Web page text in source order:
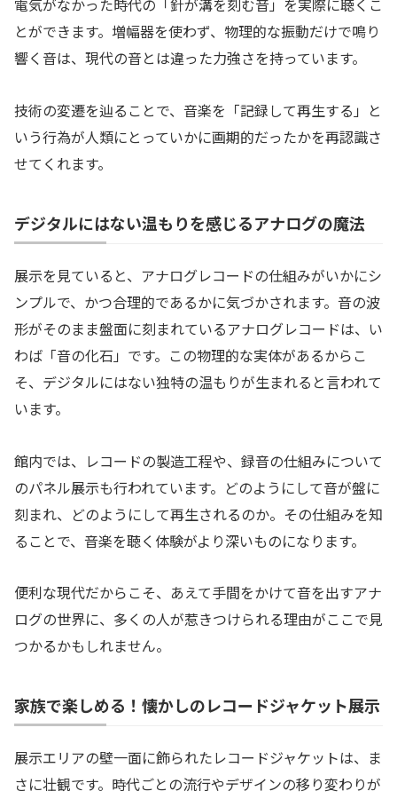
電気がなかった時代の「針が溝を刻む音」を実際に聴くこ
とができます。増幅器を使わず、物理的な振動だけで鳴り
響く音は、現代の音とは違った力強さを持っています。
技術の変遷を辿ることで、音楽を「記録して再生する」と
いう行為が人類にとっていかに画期的だったかを再認識さ
せてくれます。
デジタルにはない温もりを感じるアナログの魔法
展示を見ていると、アナログレコードの仕組みがいかにシ
ンプルで、かつ合理的であるかに気づかされます。音の波
形がそのまま盤面に刻まれているアナログレコードは、い
わば「音の化石」です。この物理的な実体があるからこ
そ、デジタルにはない独特の温もりが生まれると言われて
います。
館内では、レコードの製造工程や、録音の仕組みについて
のパネル展示も行われています。どのようにして音が盤に
刻まれ、どのようにして再生されるのか。その仕組みを知
ることで、音楽を聴く体験がより深いものになります。
便利な現代だからこそ、あえて手間をかけて音を出すアナ
ログの世界に、多くの人が惹きつけられる理由がここで見
つかるかもしれません。
家族で楽しめる！懐かしのレコードジャケット展示
展示エリアの壁一面に飾られたレコードジャケットは、ま
さに壮観です。時代ごとの流行やデザインの移り変わりが